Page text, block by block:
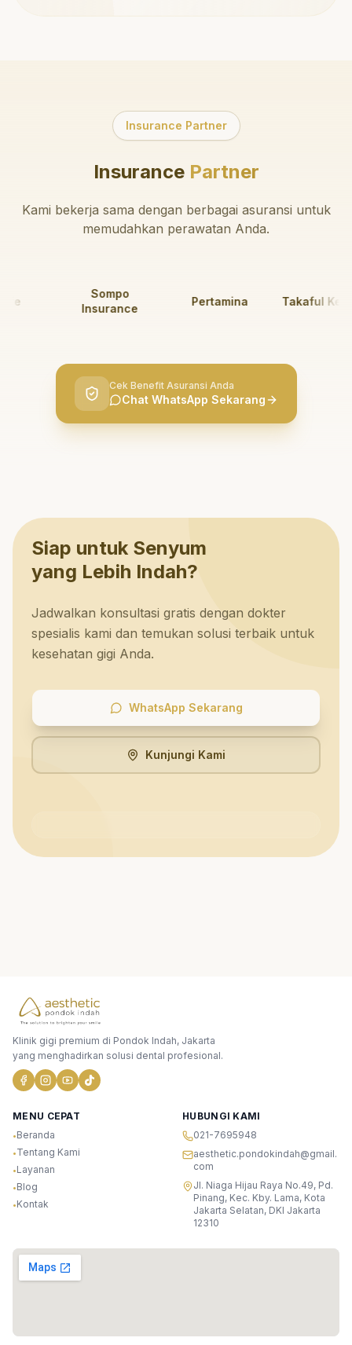
Insurance Partner
InsurancePartner
Kami bekerja sama dengan berbagai asuransi untuk
memudahkan perawatan Anda.
Sompo
Insurance
Pertamina Takaful
Cek Benefit Asuransi Anda
Chat WhatsApp Sekarang
Siap untuk Senyum
yang Lebih Indah?
Jadwalkan konsultasi gratis dengan dokter
spesialis kami dan temukan solusi terbaik untuk
kesehatan gigi Anda.
WhatsApp Sekarang
Kunjungi Kami
Klinik gigi premium di Pondok Indah, Jakarta
yang menghadirkan solusi dental profesional.
MENU CEPAT
•Beranda
•Tentang Kami
•Layanan
•Blog
•Kontak
HUBUNGI KAMI
021-7695948
aesthetic.pondokindah@gmail.
com
Jl. Niaga Hijau Raya No.49, Pd.
Pinang, Kec. Kby. Lama, Kota
Jakarta Selatan, DKI Jakarta
12310